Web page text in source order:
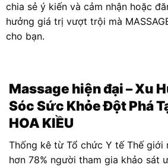
chia sẻ ý kiến và cảm nhận hoặc
hưởng giá trị vượt trội mà
cho bạn.
Massage hiện đại– Xu
Sóc Sức Khỏe Đột Phá
HOA KIỀU
Thống kê từ Tổ chức Y tế Thế giới
hơn 78% người tham gia khảo sát